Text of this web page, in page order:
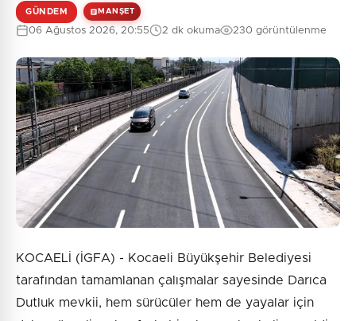
GÜNDEM MANŞET
06 Ağustos 2026, 20:55 2 dk okuma 230 görüntülenme
KOCAELİ (İGFA) - Kocaeli Büyükşehir Belediyesi
tarafından tamamlanan çalışmalar sayesinde Darıca
Dutluk mevkii, hem sürücüler hem de yayalar için